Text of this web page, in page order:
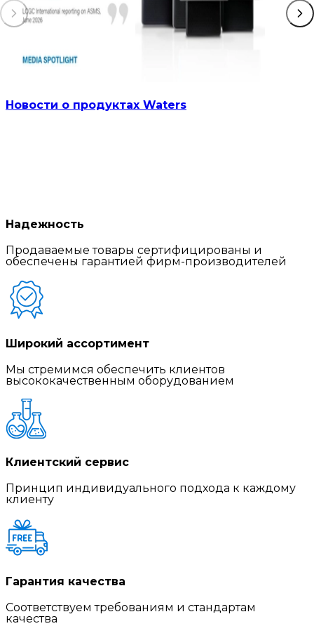
Новости о продуктах Waters
Надежность
Продаваемые товары сертифицированы и
обеспечены гарантией фирм-производителей
Широкий ассортимент
Мы стремимся обеспечить клиентов
высококачественным оборудованием
Клиентский сервис
Принцип индивидуального подхода к каждому
клиенту
Гарантия качества
Соответствуем требованиям и стандартам
качества